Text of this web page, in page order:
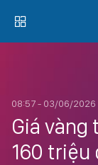
08:57 - 03/06/2026
Giá
160